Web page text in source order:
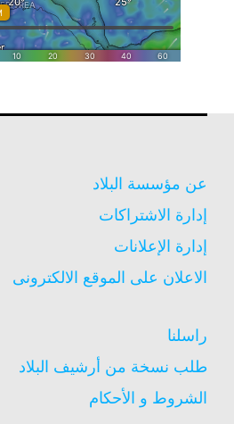
عن مؤسسة البلاد
إدارة الاشتراكات
إدارة الإعلانات
الاعلان على الموقع الالكترونى
راسلنا
طلب نسخة من أرشيف البلاد
الشروط و الأحكام